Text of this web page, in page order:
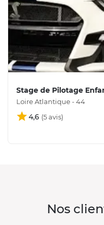
Stage de Pilotage
Loire Atlantique - 44
4,6
Nos